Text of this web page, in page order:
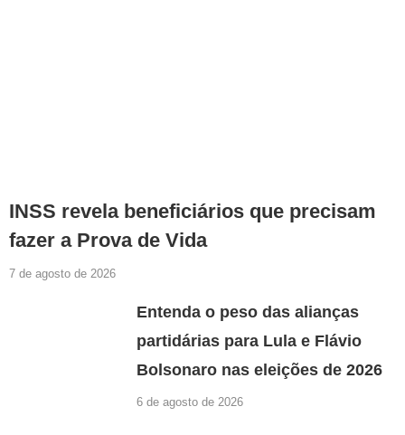
INSS revela beneficiários que precisam
fazer a Prova de Vida
7 de agosto de 2026
Entenda o peso das alianças
partidárias para Lula e Flávio
Bolsonaro nas eleições de 2026
6 de agosto de 2026